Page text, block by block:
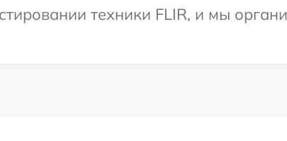
техники FLIR, и мы